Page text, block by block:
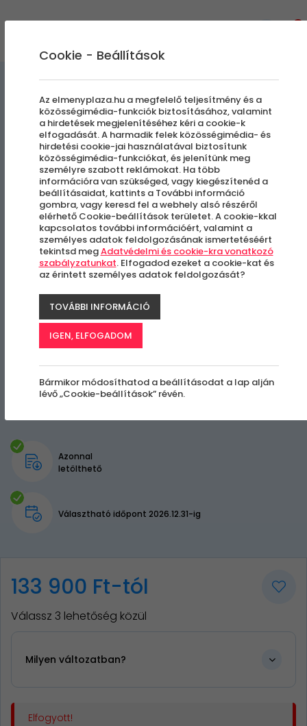
Hotel Cabernet | Romantikus
csomag
Romantikus ajánlat
Villánykövesd
Azonnal
letölthető
Választható időpont 2026.12.31-ig
133 900 Ft-tól
Válassz 3 lehetőség közül
Milyen változatban?
Elfogyott!
Cookie - Beállítások
Az elmenyplaza.hu a megfelelő teljesítmény és a
közösségimédia-funkciók biztosításához, valamint
a hirdetések megjelenítéséhez kéri a cookie-k
elfogadását. A harmadik felek közösségimédia- és
hirdetési cookie-jai használatával biztosítunk
közösségimédia-funkciókat, és jelenítünk meg
személyre szabott reklámokat. Ha több
információra van szükséged, vagy kiegészítenéd a
beállításaidat, kattints a További információ
gombra, vagy keresd fel a webhely alsó részéről
elérhető Cookie-beállítások területet. A cookie-kkal
kapcsolatos további információért, valamint a
személyes adatok feldolgozásának ismertetéséért
tekintsd megAdatvédelmi és cookie-kra vonatkozó
szabályzatunkat. Elfogadod ezeket a cookie-kat és
az érintett személyes adatok feldolgozását?
TOVÁBBI INFORMÁCIÓ
IGEN, ELFOGADOM
Bármikor módosíthatod a beállításodat a lap alján
lévő „Cookie-beállítások” révén.